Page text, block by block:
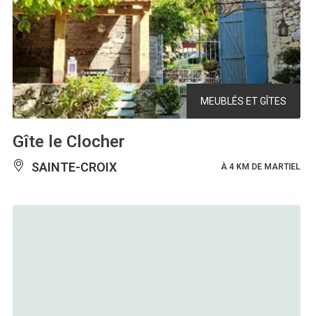
MEUBLÉS ET GÎTES
Gîte le Clocher
SAINTE-CROIX À 4 KM DE MARTIEL